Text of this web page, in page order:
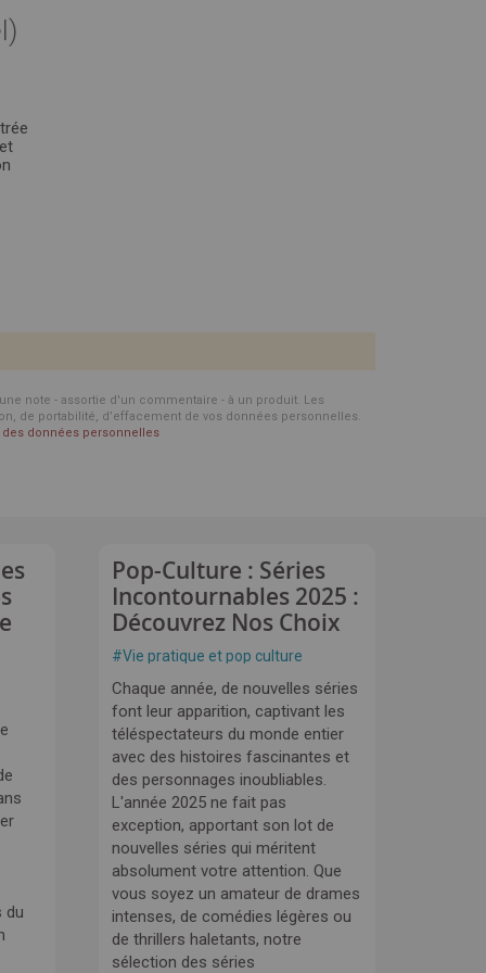
note - assortie d'un commentaire - à un produit. Les
de portabilité, d’effacement de vos données personnelles.
données personnelles
du
Pop-Culture : Séries
Incontournables 2025 :
Découvrez Nos Choix
#Vie pratique et pop culture
Chaque année, de nouvelles séries
font leur apparition, captivant les
téléspectateurs du monde entier
avec des histoires fascinantes et
des personnages inoubliables.
L'année 2025 ne fait pas
exception, apportant son lot de
nouvelles séries qui méritent
absolument votre attention. Que
vous soyez un amateur de drames
intenses, de comédies légères ou
de thrillers haletants, notre
sélection des séries